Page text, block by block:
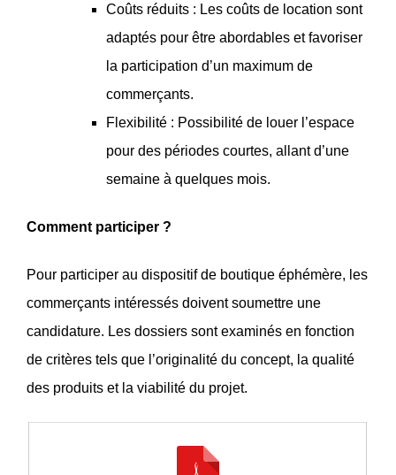
Coûts réduits : Les coûts de location sont
adaptés pour être abordables et favoriser
la participation d’un maximum de
commerçants.
Flexibilité : Possibilité de louer l’espace
pour des périodes courtes, allant d’une
semaine à quelques mois.
Comment participer ?
Pour participer au dispositif de boutique éphémère, les
commerçants intéressés doivent soumettre une
candidature. Les dossiers sont examinés en fonction
de critères tels que l’originalité du concept, la qualité
des produits et la viabilité du projet.